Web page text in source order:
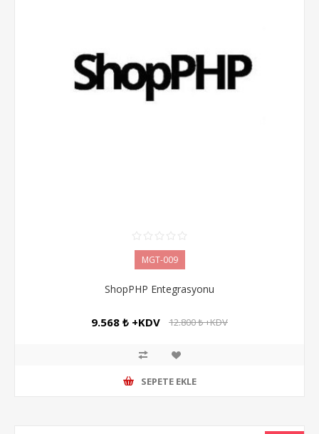
MGT-009
ShopPHP Entegrasyonu
9.568 ₺ +KDV 12.800 ₺ +KDV
SEPETE EKLE